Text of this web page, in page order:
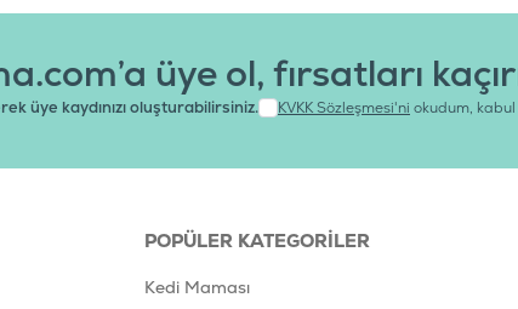
üye ol, fırsatları
üye kaydınızı oluşturabilirsiniz. KVKK Sözleşmesi'ni okudum,
POPÜLER KATEGORILER
Kedi Maması